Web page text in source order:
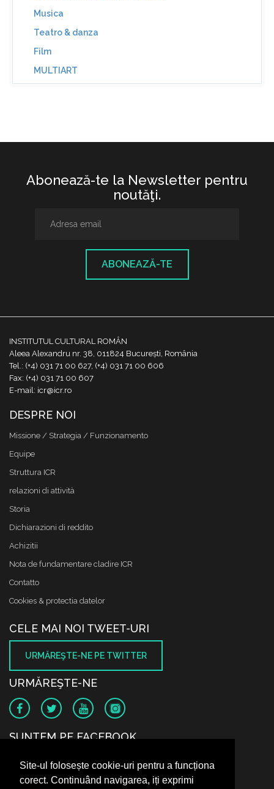
Site-ul folosește cookie-uri pentru a funcționa
corect. Continuând navigarea, iți exprimi
Musica
Teatro & danza
Film
MULTIART
Abonează-te la Newsletter pentru
noutăţi.
ABONEAZĂ-TE
INSTITUTUL CULTURAL ROMÂN
Aleea Alexandru nr. 38, 011824 București, România
Tel.: (+4) 031 71 00 627, (+4) 031 71 00 606
Fax: (+4) 031 71 00 607
E-mail: icr@icr.ro
DESPRE NOI
Missione / Strategia / Funzionamento
Equipe
Struttura ICR
relazioni di attività
Storia
Dichiarazioni di reddito
Achizitii
Nota de fundamentare cladire ICR
Contatto
Cookies & protectia datelor
CELE MAI NOI TWEET-URI
URMĂREŞTE-NE PE TWITTER
URMĂREŞTE-NE
SUNTEM PE FACEBOOK